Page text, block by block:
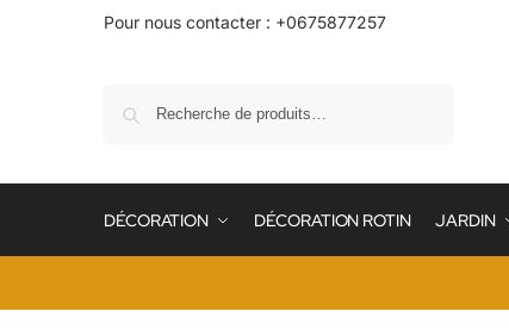
Pour nous contacter : +0675877257
DÉCORATION DÉCORATION ROTIN JARDIN